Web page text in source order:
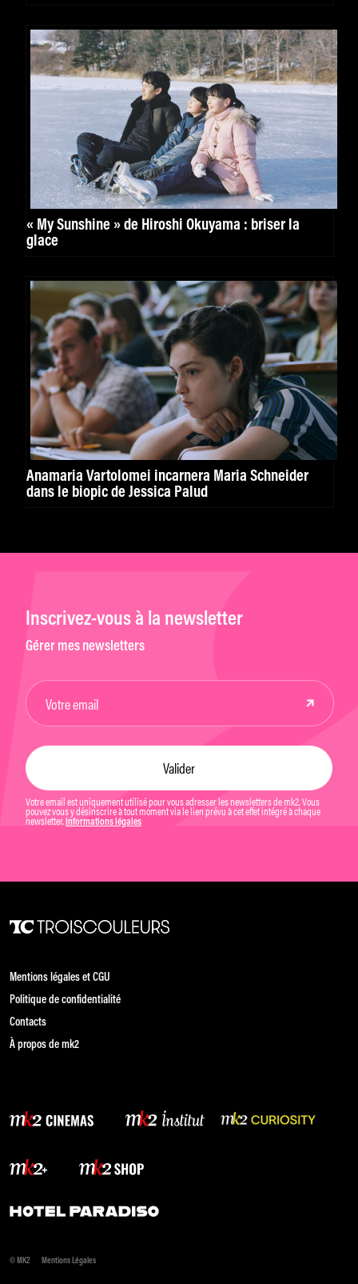
« My Sunshine » de Hiroshi Okuyama : briser la
glace
Anamaria Vartolomei incarnera Maria Schneider
dans le biopic de Jessica Palud
Inscrivez-vous à la newsletter
Gérer mes newsletters
Votre email est uniquement utilisé pour vous adresser les newsletters de mk2. Vous
pouvez vous y désinscrire à tout moment via le lien prévu à cet effet intégré à chaque
newsletter. Informations légales
Mentions légales et CGU
Politique de confidentialité
Contacts
À propos de mk2
© MK2 Mentions Légales